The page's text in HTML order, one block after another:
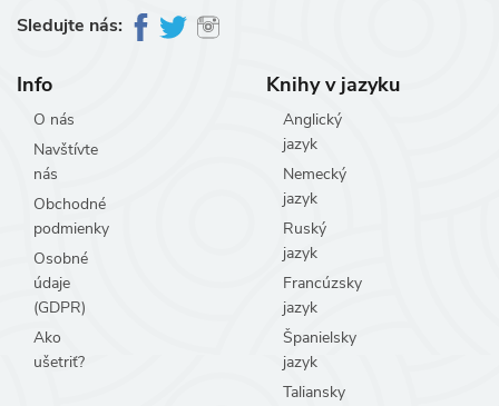
Sledujte nás:
Info
O nás
Navštívte
nás
Obchodné
podmienky
Osobné
údaje
(GDPR)
Ako
ušetriť?
Knihy v jazyku
Anglický
jazyk
Nemecký
jazyk
Ruský
jazyk
Francúzsky
jazyk
Španielsky
jazyk
Taliansky